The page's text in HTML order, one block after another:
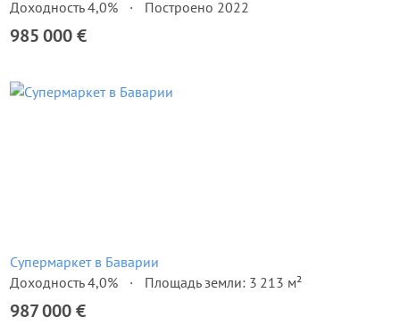
Доходность 4,0% Построено 2022
985 000 €
Супермаркет в Баварии
Доходность 4,0%
Площадь земли: 3 213 м²
987 000 €